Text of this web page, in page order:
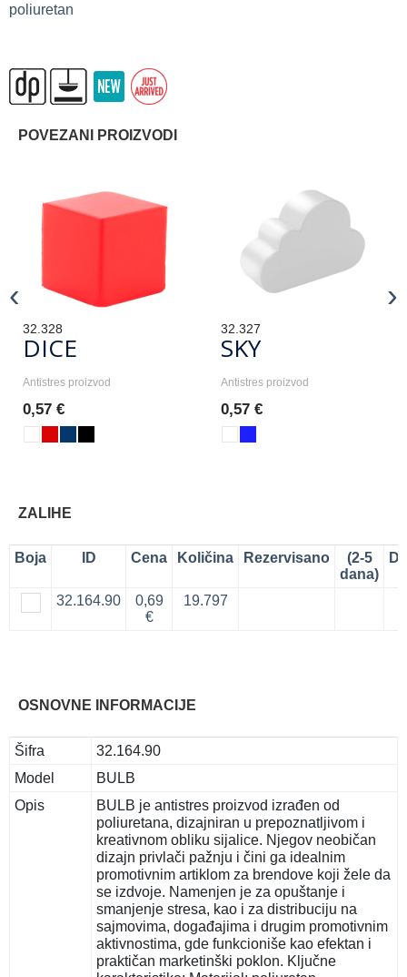
poliuretan
POVEZANI PROIZVODI
32.328
DICE
Antistres proizvod
0,57 €
32.327
SKY
Antistres proizvod
0,57 €
‹ ›
ZALIHE
Boja ID Cena Količina Rezervisano
(2-5
dana)
32.164.90
0,69
€
19.797
OSNOVNE INFORMACIJE
Šifra
32.164.90
Model
BULB
Opis
BULB je antistres proizvod izrađen od
poliuretana, dizajniran u prepoznatljivom i
kreativnom obliku sijalice. Njegov neobičan
dizajn privlači pažnju i čini ga idealnim
promotivnim artiklom za brendove koji žele da
se izdvoje. Namenjen je za opuštanje i
smanjenje stresa, kao i za distribuciju na
sajmovima, događajima i drugim promotivnim
aktivnostima, gde funkcioniše kao efektan i
praktičan marketinški poklon. Ključne